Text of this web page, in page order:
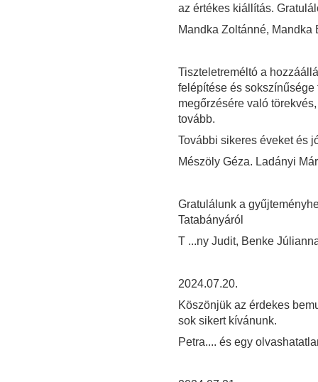
az értékes kiállítás.
Mandka Zoltánné, Mandka
Tiszteletreméltó a
felépítése és
megőrzésére való
tovább.
További sikeres éveket és
Mészöly Géza. Ladányi
Gratulálunk a
Tatabányáról
T ...ny Judit, Benke
2024.07.20.
Köszönjük az érdekes
sok sikert kívánunk.
Petra.... és egy